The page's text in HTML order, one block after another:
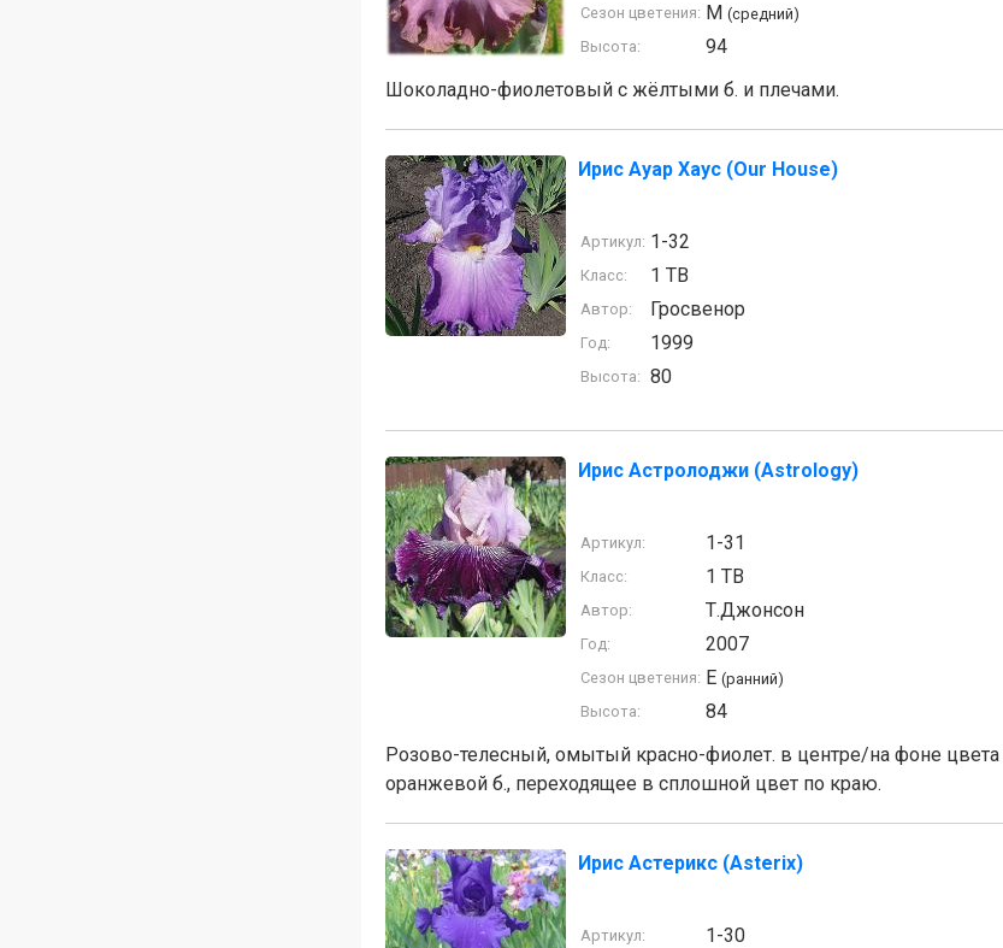
Сезон цветения: M (средний)
Высота:
94
Шоколадно-фиолетовый с жёлтыми б. и плечами.
Ирис Ауар Хаус (Our House)
Артикул: 1-32
Класс: 1 TB
Автор: Гросвенор
Год: 1999
Высота: 80
Ирис Астролоджи (Astrology)
Артикул: 1-31
Класс: 1 TB
Автор: Т.Джонсон
Год: 2007
Сезон цветения: E (ранний)
Высота:
84
Розово-телесный, омытый красно-фиолет. в центре/на фоне
оранжевой б., переходящее в сплошной цвет по краю.
Ирис Астерикс (Asterix)
Артикул: 1-30